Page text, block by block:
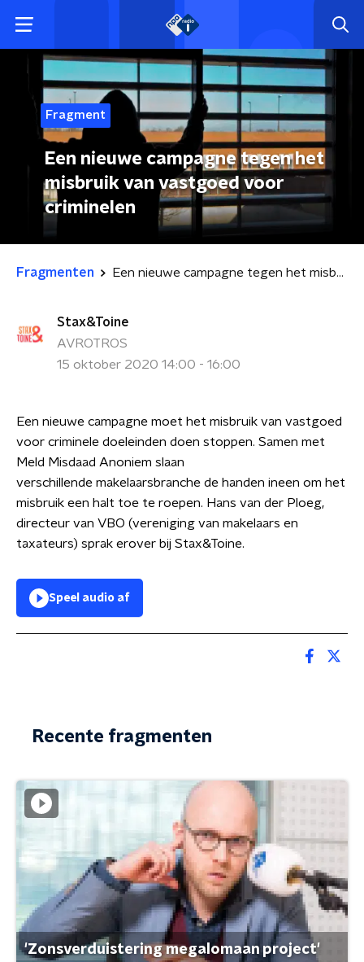
Fragment
Een nieuwe campagne tegen het
misbruik van vastgoed voor
criminelen
Fragmenten Een nieuwe campagne tegen het misbruik van vastgoed voor criminelen
Stax&Toine
AVROTROS
15 oktober 2020 14:00 - 16:00
Een nieuwe campagne moet het misbruik van vastgoed
voor criminele doeleinden doen stoppen. Samen met
Meld Misdaad Anoniem slaan
verschillende makelaarsbranche de handen ineen om het
misbruik een halt toe te roepen. Hans van der Ploeg,
directeur van VBO (vereniging van makelaars en
taxateurs) sprak erover bij Stax&Toine.
Speel audio af
Recente fragmenten
'Zonsverduistering megalomaan project'